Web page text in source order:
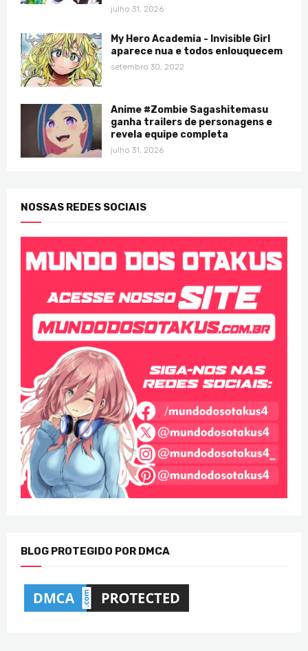
julho 31, 2026
My Hero Academia - Invisible Girl
aparece nua e todos enlouquecem
setembro 30, 2022
Anime #Zombie Sagashitemasu
ganha trailers de personagens e
revela equipe completa
julho 31, 2026
NOSSAS REDES SOCIAIS
BLOG PROTEGIDO POR DMCA